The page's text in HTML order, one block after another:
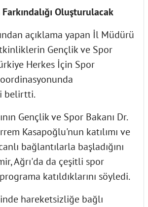
Farkındalığı Oluşturulacak
açıklama yapan İl Müdürü
Gençlik ve Spor
Herkes İçin Spor
belirtti.
Gençlik ve Spor Bakanı Dr.
Kasapoğlu'nun katılımı ve
bağlantılarla başladığını
Ağrı'da da çeşitli spor
katıldıklarını söyledi.
hareketsizliğe bağlı